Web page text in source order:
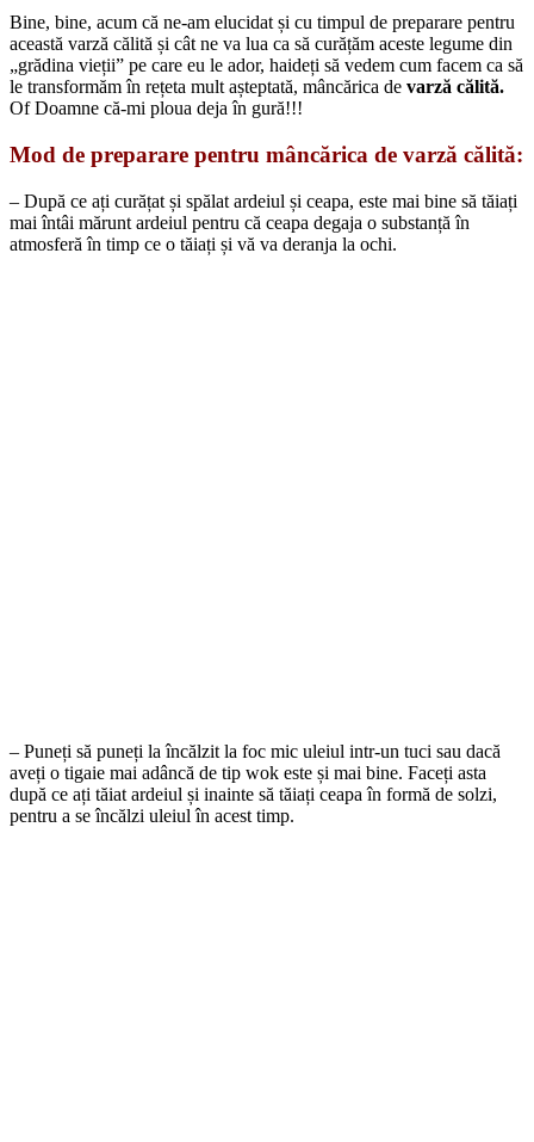
Bine, bine, acum că ne-am elucidat și cu timpul de preparare pentru
această varză călită și cât ne va lua ca să curățăm aceste legume din
„grădina vieții” pe care eu le ador, haideți să vedem cum facem ca să
le transformăm în rețeta mult așteptată, mâncărica de varză călită.
Of Doamne că-mi ploua deja în gură!!!
Mod de preparare pentru mâncărica de varză călită:
– După ce ați curățat și spălat ardeiul și ceapa, este mai bine să tăiați
mai întâi mărunt ardeiul pentru că ceapa degaja o substanță în
atmosferă în timp ce o tăiați și vă va deranja la ochi.
– Puneți să puneți la încălzit la foc mic uleiul intr-un tuci sau dacă
aveți o tigaie mai adâncă de tip wok este și mai bine. Faceți asta
după ce ați tăiat ardeiul și inainte să tăiați ceapa în formă de solzi,
pentru a se încălzi uleiul în acest timp.